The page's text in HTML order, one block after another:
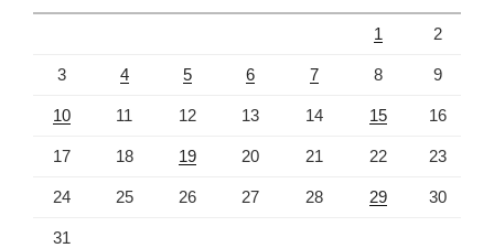
1 2
3 4 5 6 7 8 9
10 11 12 13 14 15 16
17 18 19 20 21 22 23
24 25 26 27 28 29 30
31